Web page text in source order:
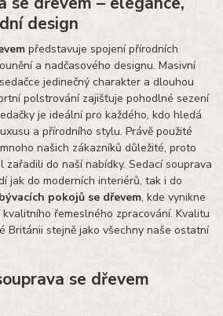
design
představuje spojení přírodních
a nadčasového designu. Masivní
jedinečný charakter a dlouhou
polstrování zajišťuje pohodlné sezení
je ideální pro každého, kdo hledá
a přírodního stylu. Právě použité
našich zákazníků důležité, proto
zařadili do naší nabídky. Sedací souprava
jak do moderních interiérů, tak i do
pokojů se dřevem, kde vynikne
řemeslného zpracování. Kvalitu
Británii stejně jako všechny naše ostatní
se dřevem